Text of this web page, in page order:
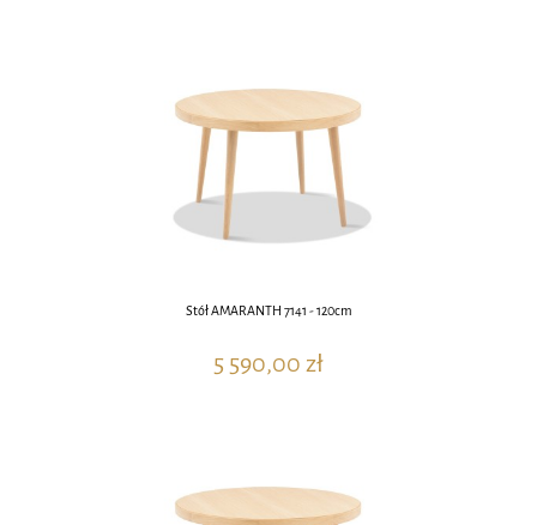
Stół AMARANTH 7141 - 120cm
5 590,00 zł